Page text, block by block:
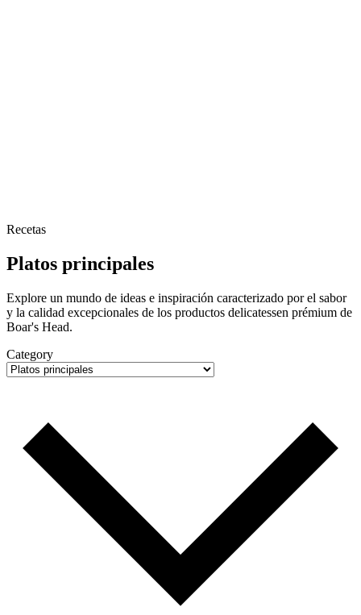
Recetas
Platos principales
Explore un mundo de ideas e inspiración caracterizado por el sabor
y la calidad excepcionales de los productos delicatessen prémium de
Boar's Head.
Category